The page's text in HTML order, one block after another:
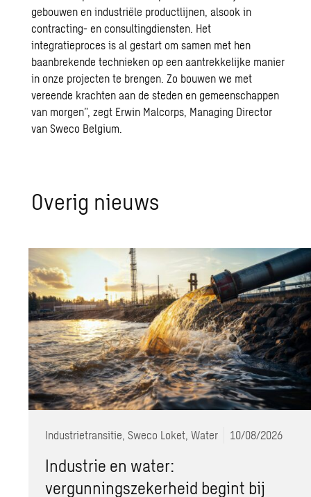
gebouwen en industriële productlijnen, alsook in
contracting- en consultingdiensten. Het
integratieproces is al gestart om samen met hen
baanbrekende technieken op een aantrekkelijke manier
in onze projecten te brengen. Zo bouwen we met
vereende krachten aan de steden en gemeenschappen
van morgen”, zegt Erwin Malcorps, Managing Director
van Sweco Belgium.
Ove­rig nieuws
Industrietransitie, Sweco Loket, Water 10/08/2026
Industrie en water:
vergunningszekerheid begint bij